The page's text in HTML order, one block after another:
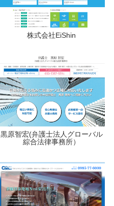
株式会社EiShin
黒原智宏(弁護士法人グローバル
綜合法律事務所）